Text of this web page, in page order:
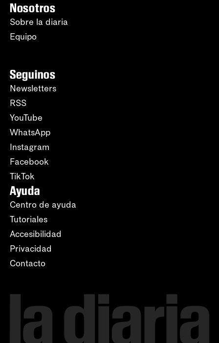
Nosotros
Sobre la diaria
Equipo
Seguinos
Newsletters
RSS
YouTube
WhatsApp
Instagram
Facebook
TikTok
Ayuda
Centro de ayuda
Tutoriales
Accesibilidad
Privacidad
Contacto